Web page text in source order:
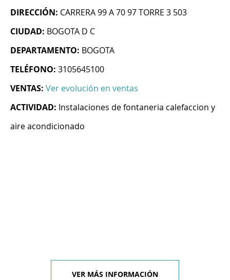
DIRECCIÓN: CARRERA 99 A 70 97 TORRE 3 503
CIUDAD: BOGOTA D C
DEPARTAMENTO: BOGOTA
TELÉFONO: 3105645100
VENTAS: Ver evolución en ventas
ACTIVIDAD: Instalaciones de fontaneria calefaccion y
aire acondicionado
VER MÁS INFORMACIÓN